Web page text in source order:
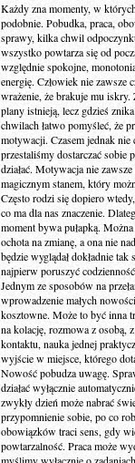
Każdy zna momenty, w
podobnie. Pobudka, praca,
sprawy, kilka chwil
wszystko powtarza się od
względnie spokojne,
energię. Człowiek nie zawsze
wrażenie, że brakuje mu
plany istnieją, lecz gdzieś
chwilach łatwo pomyśleć, że
motywacji. Czasem jednak
przestaliśmy dostarczać
działać. Motywacja nie
magicznym stanem, który
Często rodzi się dopiero
co ma dla nas znaczenie.
moment bywa pułapką.
ochota na zmianę, a ona nie
będzie wyglądał dokładnie tak
najpierw poruszyć
Jednym ze sposobów na
wprowadzenie małych
kosztowne. Może to być inna
na kolację, rozmowa z osobą,
kontaktu, nauka jednej
wyjście w miejsce, którego
Nowość pobudza uwagę.
działać wyłącznie
zwykły dzień może nabrać
przypomnienie sobie, po co
obowiązków traci sens, gdy
powtarzalność. Praca może